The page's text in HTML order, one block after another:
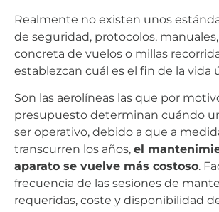
Realmente no existen unos
de seguridad, protocolos,
concreta de vuelos o millas
establezcan cuál es el fin de la vida
Son las aerolíneas las que por
presupuesto determinan cuándo
ser operativo, debido a que a
transcurren los años, el
aparato se vuelve más costoso.
frecuencia de las sesiones de
requeridas, coste y disponibilidad